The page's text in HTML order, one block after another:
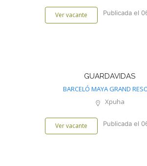
Ver vacante Publicada el
GUARDAVIDAS
BARCELÓ MAYA GRAND
Xpuha
Ver vacante Publicada el